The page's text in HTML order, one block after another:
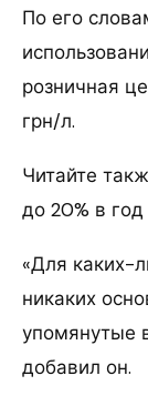
По его
розничная
грн/л.
Читайте
до 20% в
«Для каких-
никаких
упомянутые
добавил он.